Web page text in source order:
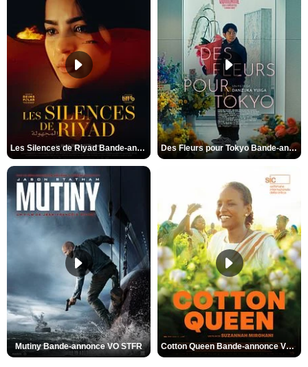
Les Silences de Riyad Bande-annonce VO STFR Des Fleurs pour Tokyo Bande-annonce VO STFR
Mutiny Bande-annonce VO STFR Cotton Queen Bande-annonce VO STFR